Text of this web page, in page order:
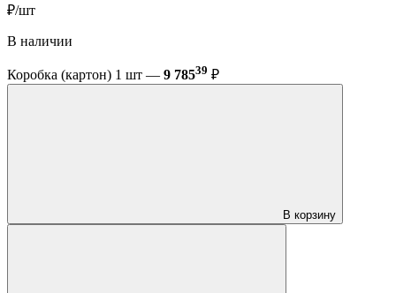
₽/шт
В наличии
Коробка (картон) 1 шт — 9 78539 ₽
В корзину